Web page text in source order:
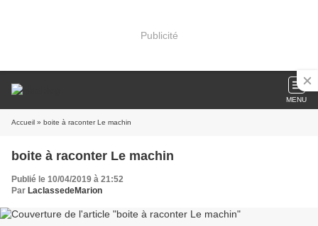
Publicité
MENU
Accueil » boite à raconter Le machin
boite à raconter Le machin
Publié le 10/04/2019 à 21:52
Par LaclassedeMarion